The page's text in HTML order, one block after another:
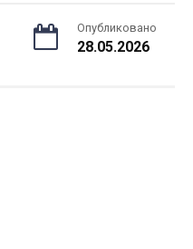
Опубликовано
28.05.2026